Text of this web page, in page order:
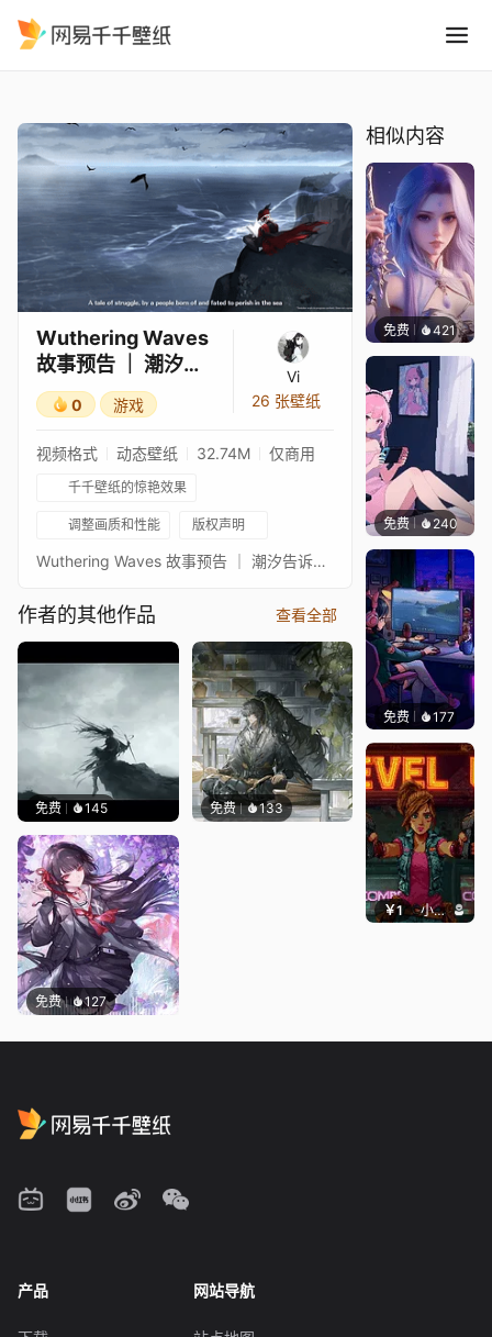
Wuthering Waves
故事预告 ｜ 潮汐告
诉我们的 ｜
Cristoforo,
Phrolova,
Augusta, Younuo
0 游戏
Vi
26 张壁纸
视频格式 动态壁纸 32.74M 仅商用
千千壁纸的惊艳效果
调整画质和性能 版权声明
Wuthering Waves 故事预告 ｜ 潮汐告诉我们的故事｜Cristoforo, Phrolova, Augusta, Younuo。1080p
作者的其他作品 查看全部
免费 145 免费 133
免费 127
相似内容
免费 421好看
免费 240好看
免费 177
￥1 小鹿子
产品 网站导航